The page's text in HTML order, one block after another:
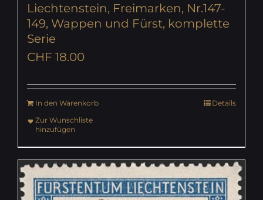
Liechtenstein, Freimarken, Nr.147-
149, Wappen und Fürst, komplette
Serie
CHF 18.00
In den Warenkorb
Details
Zur Wunschliste
hinzufügen